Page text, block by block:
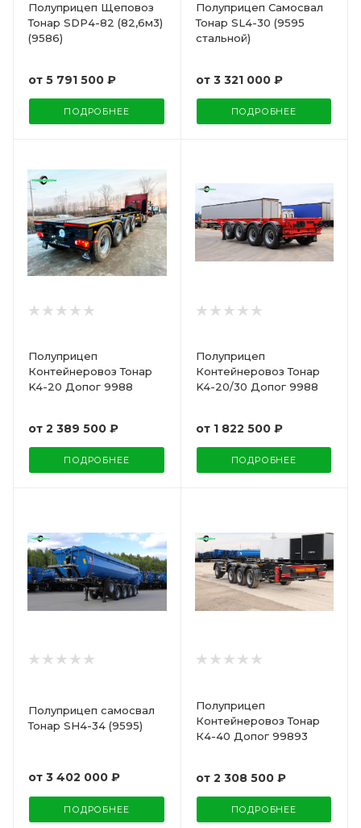
Полуприцеп Щеповоз
Тонар SDP4-82 (82,6м3)
(9586)
от 5 791 500 ₽
ПОДРОБНЕЕ
Полуприцеп Самосвал
Тонар SL4-30 (9595
стальной)
от 3 321 000 ₽
ПОДРОБНЕЕ
Полуприцеп
Контейнеровоз Тонар
K4-20 Допог 9988
от 2 389 500 ₽
ПОДРОБНЕЕ
Полуприцеп
Контейнеровоз Тонар
K4-20/30 Допог 9988
от 1 822 500 ₽
ПОДРОБНЕЕ
Полуприцеп самосвал
Тонар SH4-34 (9595)
от 3 402 000 ₽
ПОДРОБНЕЕ
Полуприцеп
Контейнеровоз Тонар
К4-40 Допог 99893
от 2 308 500 ₽
ПОДРОБНЕЕ